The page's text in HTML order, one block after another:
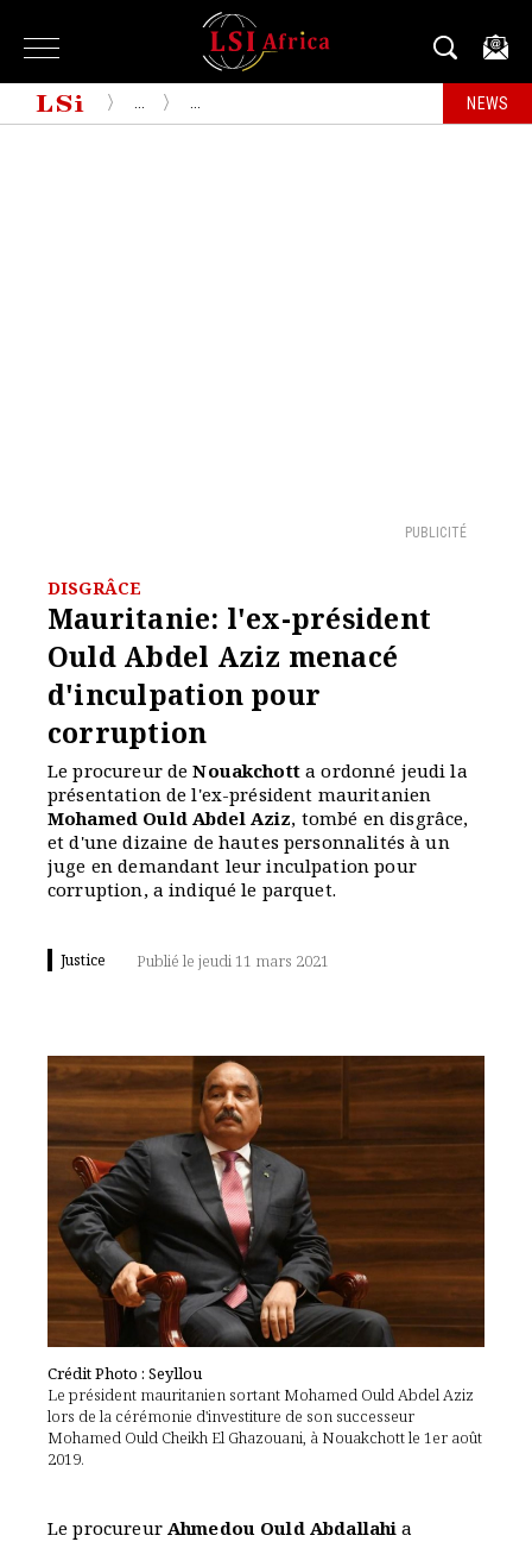
NEWS
PUBLICITÉ
DISGRÂCE
Mauritanie: l'ex-président
Ould Abdel Aziz menacé
d'inculpation pour
corruption
Le procureur deNouakchotta ordonné jeudi la
présentation de l'ex-président mauritanien
Mohamed Ould Abdel Aziz, tombé en disgrâce,
et d'une dizaine de hautes personnalités à un
juge en demandant leur inculpation pour
corruption, a indiqué le parquet.
Justice Publié le jeudi 11 mars 2021
Crédit Photo : Seyllou
Le président mauritanien sortant Mohamed Ould Abdel Aziz
lors de la cérémonie d'investiture de son successeur
Mohamed Ould Cheikh El Ghazouani, à Nouakchott le 1er août
2019.
Le procureur Ahmedou Ould Abdallahia